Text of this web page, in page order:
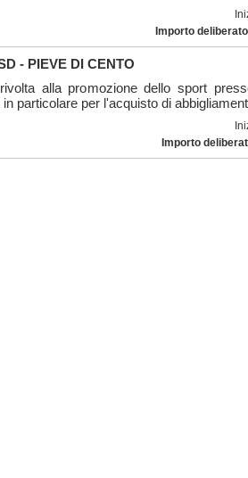
Importo
- PIEVE DI CENTO
alla promozione dello sport
particolare per l'acquisto di
Importo